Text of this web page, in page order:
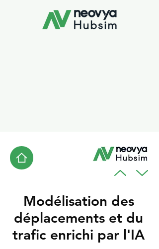
Modélisation des
déplacements et du
trafic enrichi par l'IA